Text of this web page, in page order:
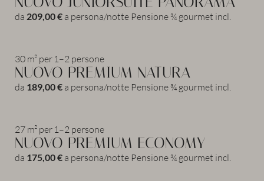
Wellness
Attività
da 209,00 € a persona/notte Pensione ¾ gourmet incl.
30 m² per 1–2 persone
NUOVO PREMIUM NATURA
da 189,00 € a persona/notte Pensione ¾ gourmet incl.
27 m² per 1–2 persone
NUOVO PREMIUM ECONOMY
da 175,00 € a persona/notte Pensione ¾ gourmet incl.